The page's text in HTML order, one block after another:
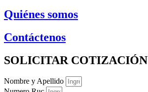
Quiénes somos
Contáctenos
SOLICITAR COTIZACIÓN
Nombre y Apellido